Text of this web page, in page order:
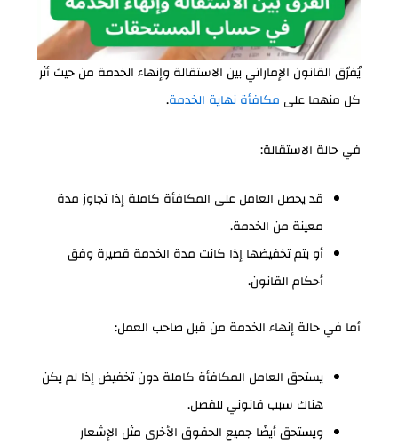
يُفرّق القانون الإماراتي بين الاستقالة وإنهاء الخدمة من حيث أثر
كل منهما على مكافأة نهاية الخدمة.
في حالة الاستقالة:
قد يحصل العامل على المكافأة كاملة إذا تجاوز مدة
معينة من الخدمة.
أو يتم تخفيضها إذا كانت مدة الخدمة قصيرة وفق
أحكام القانون.
أما في حالة إنهاء الخدمة من قبل صاحب العمل:
يستحق العامل المكافأة كاملة دون تخفيض إذا لم يكن
هناك سبب قانوني للفصل.
ويستحق أيضًا جميع الحقوق الأخرى مثل الإشعار